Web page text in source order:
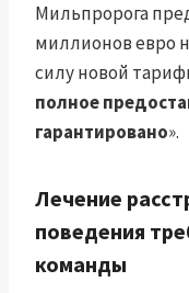
Мильпророга
миллионов евро
силу новой
полное
гарантировано».
Лечение
поведения
команды